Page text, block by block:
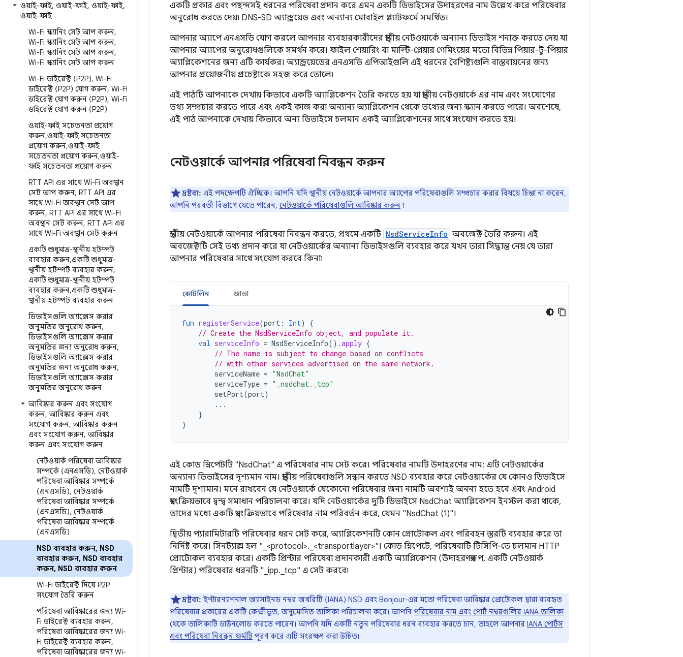
ওয়াই-ফাই, ওয়াই-ফাই, ওয়াই-ফাই,
ওয়াই-ফাই
Wi-Fi স্ক্যানিং সেট আপ করুন,
Wi-Fi স্ক্যানিং সেট আপ করুন,
Wi-Fi স্ক্যানিং সেট আপ করুন,
Wi-Fi স্ক্যানিং সেট আপ করুন
Wi-Fi ডাইরেক্ট (P2P), Wi-Fi
ডাইরেক্ট (P2P) যোগ করুন, Wi-Fi
ডাইরেক্ট যোগ করুন (P2P), Wi-Fi
ডাইরেক্ট যোগ করুন (P2P)
ওয়াই-ফাই সচেতনতা প্রয়োগ
করুন,ওয়াই-ফাই সচেতনতা
প্রয়োগ করুন,ওয়াই-ফাই
সচেতনতা প্রয়োগ করুন,ওয়াই-
ফাই সচেতনতা প্রয়োগ করুন
RTT API এর সাথে Wi-Fi অবস্থান
সেট আপ করুন, RTT API এর
সাথে Wi-Fi অবস্থান সেট আপ
করুন, RTT API এর সাথে Wi-Fi
অবস্থান সেট করুন, RTT API এর
সাথে Wi-Fi অবস্থান সেট করুন
একটি শুধুমাত্র-স্থানীয় হটস্পট
ব্যবহার করুন,একটি শুধুমাত্র-
স্থানীয় হটস্পট ব্যবহার করুন,
একটি শুধুমাত্র-স্থানীয় হটস্পট
ব্যবহার করুন,একটি শুধুমাত্র-
স্থানীয় হটস্পট ব্যবহার করুন
ডিভাইসগুলি অ্যাক্সেস করার
অনুমতির অনুরোধ করুন,
ডিভাইসগুলি অ্যাক্সেস করার
অনুমতির জন্য অনুরোধ করুন,
ডিভাইসগুলি অ্যাক্সেস করার
অনুমতির জন্য অনুরোধ করুন,
ডিভাইসগুলি অ্যাক্সেস করার
অনুমতির অনুরোধ করুন
আবিষ্কার করুন এবং সংযোগ
করুন, আবিষ্কার করুন এবং
সংযোগ করুন, আবিষ্কার করুন
এবং সংযোগ করুন, আবিষ্কার
করুন এবং সংযোগ করুন
নেটওয়ার্ক পরিষেবা আবিষ্কার
সম্পর্কে (এনএসডি), নেটওয়ার্ক
পরিষেবা আবিষ্কার সম্পর্কে
(এনএসডি), নেটওয়ার্ক
পরিষেবা আবিষ্কার সম্পর্কে
(এনএসডি), নেটওয়ার্ক
পরিষেবা আবিষ্কার সম্পর্কে
(এনএসডি)
NSD ব্যবহার করুন, NSD
ব্যবহার করুন, NSD ব্যবহার
করুন, NSD ব্যবহার করুন
Wi-Fi ডাইরেক্ট দিয়ে P2P
সংযোগ তৈরি করুন
পরিষেবা আবিষ্কারের জন্য Wi-
Fi ডাইরেক্ট ব্যবহার করুন,
পরিষেবা আবিষ্কারের জন্য Wi-
Fi ডাইরেক্ট ব্যবহার করুন,
পরিষেবা আবিষ্কারের জন্য Wi-
একটি প্রকার এবং পছন্দসই ধরনের পরিষেবা প্রদান করে এমন একটি ডিভাইসের উদাহরণের নাম উল্লেখ করে পরিষেবার
অনুরোধ করতে দেয়৷ DNS-SD অ্যান্ড্রয়েড এবং অন্যান্য মোবাইল প্ল্যাটফর্মে সমর্থিত।
আপনার অ্যাপে এনএসডি যোগ করলে আপনার ব্যবহারকারীদের স্থানীয় নেটওয়ার্কে অন্যান্য ডিভাইস শনাক্ত করতে দেয় যা
আপনার অ্যাপের অনুরোধগুলিকে সমর্থন করে। ফাইল শেয়ারিং বা মাল্টি-প্লেয়ার গেমিংয়ের মতো বিভিন্ন পিয়ার-টু-পিয়ার
অ্যাপ্লিকেশনের জন্য এটি কার্যকর। অ্যান্ড্রয়েডের এনএসডি এপিআইগুলি এই ধরনের বৈশিষ্ট্যগুলি বাস্তবায়নের জন্য
আপনার প্রয়োজনীয় প্রচেষ্টাকে সহজ করে তোলে৷
এই পাঠটি আপনাকে দেখায় কিভাবে একটি অ্যাপ্লিকেশন তৈরি করতে হয় যা স্থানীয় নেটওয়ার্কে এর নাম এবং সংযোগের
তথ্য সম্প্রচার করতে পারে এবং একই কাজ করা অন্যান্য অ্যাপ্লিকেশন থেকে তথ্যের জন্য স্ক্যান করতে পারে। অবশেষে,
এই পাঠ আপনাকে দেখায় কিভাবে অন্য ডিভাইসে চলমান একই অ্যাপ্লিকেশনের সাথে সংযোগ করতে হয়।
নেটওয়ার্কে আপনার পরিষেবা নিবন্ধন করুন
দ্রষ্টব্য: এই পদক্ষেপটি ঐচ্ছিক। আপনি যদি স্থানীয় নেটওয়ার্কে আপনার অ্যাপের পরিষেবাগুলি সম্প্রচার করার বিষয়ে চিন্তা না করেন,
আপনি পরবর্তী বিভাগে যেতে পারেন, নেটওয়ার্কে পরিষেবাগুলি আবিষ্কার করুন ৷
স্থানীয় নেটওয়ার্কে আপনার পরিষেবা নিবন্ধন করতে, প্রথমে একটি NsdServiceInfo অবজেক্ট তৈরি করুন। এই
অবজেক্টটি সেই তথ্য প্রদান করে যা নেটওয়ার্কের অন্যান্য ডিভাইসগুলি ব্যবহার করে যখন তারা সিদ্ধান্ত নেয় যে তারা
আপনার পরিষেবার সাথে সংযোগ করবে কিনা৷
কোটলিন জাভা
fun registerService(port : Int)
{
// Create the NsdServiceInfo object, and populate it.
val serviceInfo = NsdServiceInfo().apply {
// The name is subject to change based on conflicts
// with other services advertised on the same network.
serviceName = "NsdChat"
serviceType = "_nsdchat._tcp"
setPort(port)
...
}
}
এই কোড স্নিপেটটি "NsdChat" এ পরিষেবার নাম সেট করে। পরিষেবার নামটি উদাহরণের নাম: এটি নেটওয়ার্কের
অন্যান্য ডিভাইসের দৃশ্যমান নাম। স্থানীয় পরিষেবাগুলি সন্ধান করতে NSD ব্যবহার করে নেটওয়ার্কের যে কোনও ডিভাইসে
নামটি দৃশ্যমান। মনে রাখবেন যে নেটওয়ার্কে যেকোনো পরিষেবার জন্য নামটি অবশ্যই অনন্য হতে হবে এবং Android
স্বয়ংক্রিয়ভাবে দ্বন্দ্ব সমাধান পরিচালনা করে। যদি নেটওয়ার্কের দুটি ডিভাইসে NsdChat অ্যাপ্লিকেশন ইনস্টল করা থাকে,
তাদের মধ্যে একটি স্বয়ংক্রিয়ভাবে পরিষেবার নাম পরিবর্তন করে, যেমন "NsdChat (1)"।
দ্বিতীয় প্যারামিটারটি পরিষেবার ধরন সেট করে, অ্যাপ্লিকেশনটি কোন প্রোটোকল এবং পরিবহন স্তরটি ব্যবহার করে তা
নির্দিষ্ট করে। সিনট্যাক্স হল "_<protocol>._<transportlayer>"। কোড স্নিপেটে, পরিষেবাটি টিসিপি-তে চলমান HTTP
প্রোটোকল ব্যবহার করে। একটি প্রিন্টার পরিষেবা প্রদানকারী একটি অ্যাপ্লিকেশন (উদাহরণস্বরূপ, একটি নেটওয়ার্ক
প্রিন্টার) পরিষেবার ধরনটি "_ipp._tcp" এ সেট করবে৷
দ্রষ্টব্য: ইন্টারন্যাশনাল অ্যাসাইনড নম্বর অথরিটি (IANA) NSD এবং Bonjour-এর মতো পরিষেবা আবিষ্কার প্রোটোকল দ্বারা ব্যবহৃত
পরিষেবার প্রকারের একটি কেন্দ্রীভূত, অনুমোদিত তালিকা পরিচালনা করে। আপনি পরিষেবার নাম এবং পোর্ট নম্বরগুলির IANA তালিকা
থেকে তালিকাটি ডাউনলোড করতে পারেন। আপনি যদি একটি নতুন পরিষেবার ধরন ব্যবহার করতে চান, তাহলে আপনার IANA পোর্টস
এবং পরিষেবা নিবন্ধন ফর্মটি পূরণ করে এটি সংরক্ষণ করা উচিত৷